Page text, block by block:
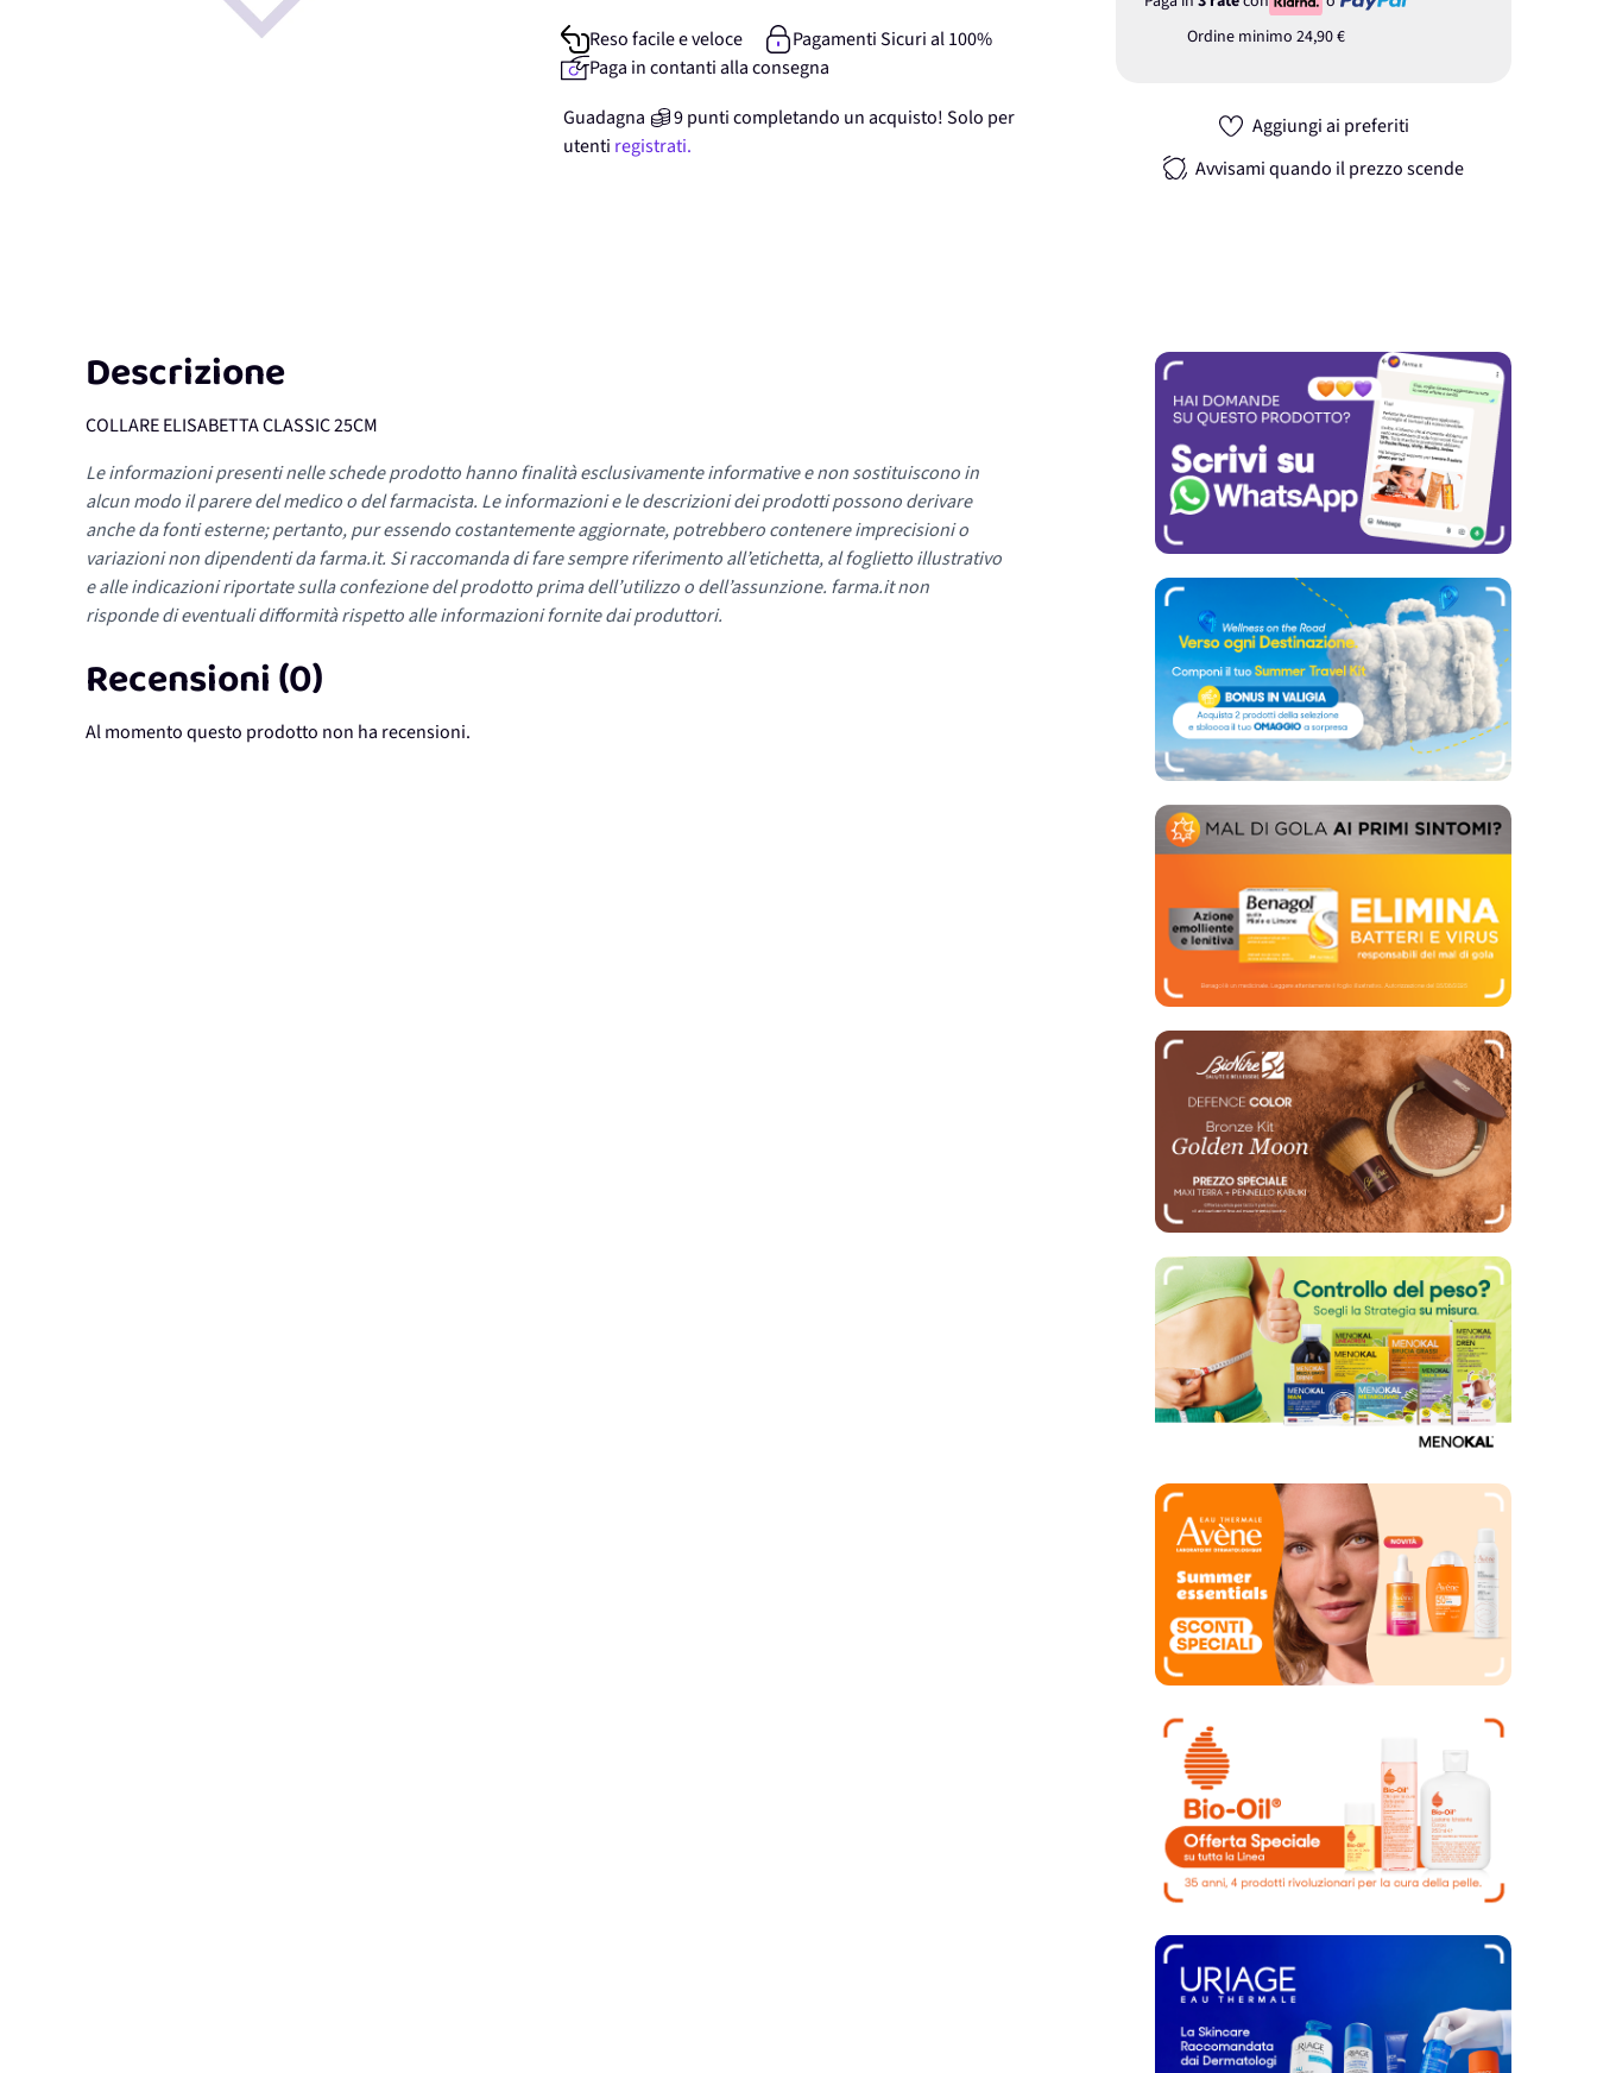
Ordine minimo 24,90 €
Aggiungi ai preferiti
Avvisami quando il prezzo scende
Reso facile e veloce
Pagamenti Sicuri al 100%
Paga in contanti alla consegna
Guadagna
9punticompletando un acquisto! Solo per
utenti registrati.
Descrizione
COLLARE ELISABETTA CLASSIC 25CM
Le informazioni presenti nelle schede prodotto hanno finalità esclusivamente informative e non sostituiscono in
alcun modo il parere del medico o del farmacista. Le informazioni e le descrizioni dei prodotti possono derivare
anche da fonti esterne; pertanto, pur essendo costantemente aggiornate, potrebbero contenere imprecisioni o
variazioni non dipendenti da farma.it. Si raccomanda di fare sempre riferimento all’etichetta, al foglietto illustrativo
e alle indicazioni riportate sulla confezione del prodotto prima dell’utilizzo o dell’assunzione. farma.it non
risponde di eventuali difformità rispetto alle informazioni fornite dai produttori.
Recensioni (0)
Al momento questo prodotto non ha recensioni.